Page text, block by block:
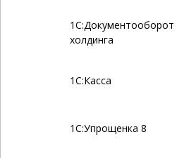
1С:Документооборот
холдинга
1С:Касса
1С:Упрощенка 8